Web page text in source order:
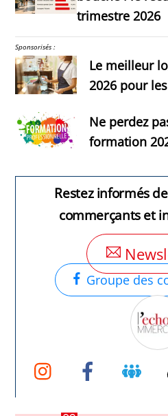
trimestre 2026
Sponsorisés :
Le meilleur
2026 pour
Ne perdez
formation
Restez informés
commerçants et
Groupe des
Instagram Facebook